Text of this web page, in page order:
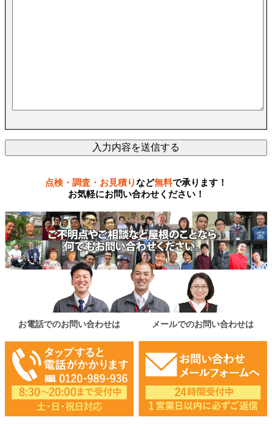
点検・調査・お見積りなど無料で承ります！
お気軽にお問い合わせください！
お電話でのお問い合わせは メールでのお問い合わせは